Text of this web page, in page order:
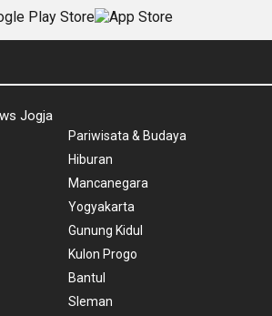
Jogja
Pariwisata & Budaya
Hiburan
Mancanegara
Yogyakarta
Gunung Kidul
Kulon Progo
Bantul
Sleman